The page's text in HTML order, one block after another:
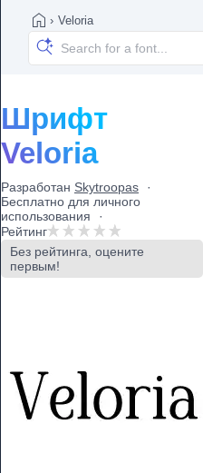
› Veloria
Шрифт
Veloria
Разработан Skytroopas
Бесплатно для личного
использования
Рейтинг
Без рейтинга, оцените
первым!